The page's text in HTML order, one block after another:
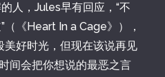
人，Jules早有回应，“不
《Heart In a Cage》），
美好时光，但现在该说再见
间会把你想说的最恶之言